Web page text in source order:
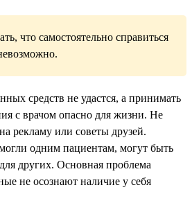
что самостоятельно справиться
средств не удастся, а принимать
с врачом опасно для жизни. Не
рекламу или советы друзей.
одним пациентам, могут быть
других. Основная проблема
не осознают наличие у себя